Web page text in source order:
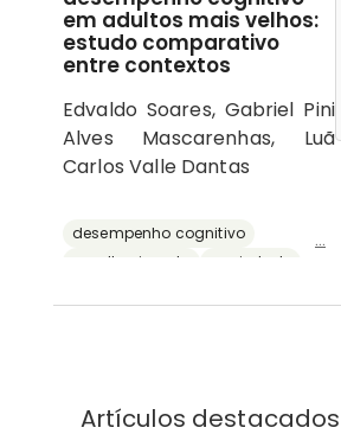
em adultos mais velhos:
estudo comparativo
entre contextos
Edvaldo Soares, Gabriel Pini
Alves Mascarenhas, Luã
Carlos Valle Dantas
desempenho cognitivo
envelhecimento
ansiedade
...
Artículos destacados